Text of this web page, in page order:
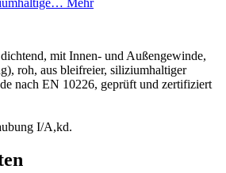
mit Innen- und Außengewinde,
roh, aus bleifreier, siliziumhaltiger
nach EN 10226, geprüft und zertifiziert
I/A,kd.